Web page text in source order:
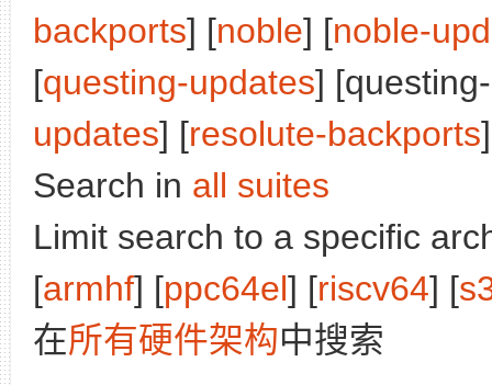
backports] [noble] [noble-
[questing-updates]
updates] [resolute-backports
Search in all suites
Limit search to a specific
[armhf] [ppc64el] [riscv64] [
在所有硬件架构中搜索